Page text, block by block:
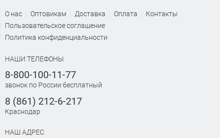
О нас Оптовикам Доставка Оплата
Контакты
Пользовательское соглашение
Политика конфиденциальности
НАШИ ТЕЛЕФОНЫ
8-800-100-11-77
звонок по России бесплатный
8 (861) 212-6-217
Краснодар
НАШ АДРЕС